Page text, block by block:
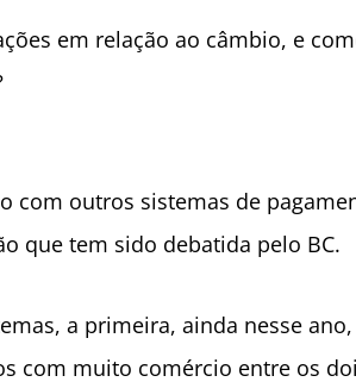
em relação ao câmbio, e
com outros sistemas de
que tem sido debatida pelo BC.
a primeira, ainda nesse
com muito comércio entre os